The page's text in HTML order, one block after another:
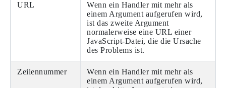
URL
Wenn ein Handler mit mehr als
einem Argument aufgerufen wird,
ist das zweite Argument
normalerweise eine URL einer
JavaScript-Datei, die die Ursache
des Problems ist.
Zeilennummer
Wenn ein Handler mit mehr als
einem Argument aufgerufen wird,